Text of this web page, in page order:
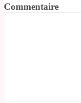
Commentaire